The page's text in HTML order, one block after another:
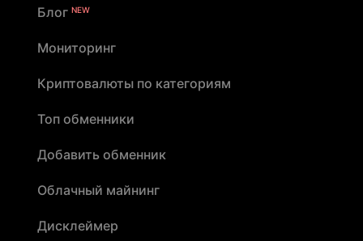
Блог NEW
Мониторинг
Криптовалюты по категориям
Топ обменники
Добавить обменник
Облачный майнинг
Дисклеймер